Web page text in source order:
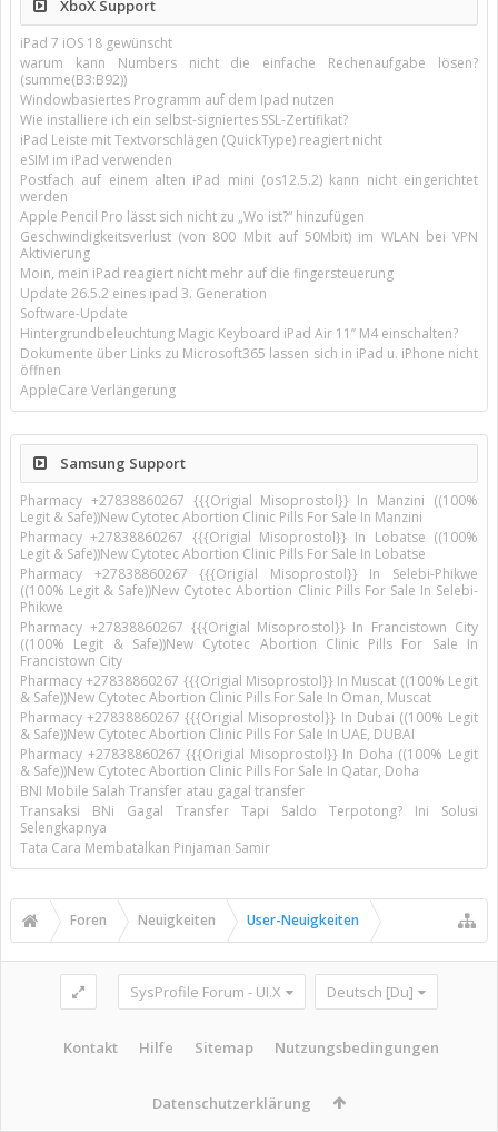
XboX Support
iPad 7 iOS 18 gewünscht
warum kann Numbers nicht die einfache Rechenaufgabe lösen?
(summe(B3:B92))
Windowbasiertes Programm auf dem Ipad nutzen
Wie installiere ich ein selbst-signiertes SSL-Zertifikat?
iPad Leiste mit Textvorschlägen (QuickType) reagiert nicht
eSIM im iPad verwenden
Postfach auf einem alten iPad mini (os12.5.2) kann nicht eingerichtet
werden
Apple Pencil Pro lässt sich nicht zu „Wo ist?“ hinzufügen
Geschwindigkeitsverlust (von 800 Mbit auf 50Mbit) im WLAN bei VPN
Aktivierung
Moin, mein iPad reagiert nicht mehr auf die fingersteuerung
Update 26.5.2 eines ipad 3. Generation
Software-Update
Hintergrundbeleuchtung Magic Keyboard iPad Air 11’’ M4 einschalten?
Dokumente über Links zu Microsoft365 lassen sich in iPad u. iPhone nicht
öffnen
AppleCare Verlängerung
Samsung Support
Pharmacy +27838860267 {{{Origial Misoprostol}} In Manzini ((100%
Legit & Safe))New Cytotec Abortion Clinic Pills For Sale In Manzini
Pharmacy +27838860267 {{{Origial Misoprostol}} In Lobatse ((100%
Legit & Safe))New Cytotec Abortion Clinic Pills For Sale In Lobatse
Pharmacy +27838860267 {{{Origial Misoprostol}} In Selebi-Phikwe
((100% Legit & Safe))New Cytotec Abortion Clinic Pills For Sale In Selebi-
Phikwe
Pharmacy +27838860267 {{{Origial Misoprostol}} In Francistown City
((100% Legit & Safe))New Cytotec Abortion Clinic Pills For Sale In
Francistown City
Pharmacy +27838860267 {{{Origial Misoprostol}} In Muscat ((100% Legit
& Safe))New Cytotec Abortion Clinic Pills For Sale In Oman, Muscat
Pharmacy +27838860267 {{{Origial Misoprostol}} In Dubai ((100% Legit
& Safe))New Cytotec Abortion Clinic Pills For Sale In UAE, DUBAI
Pharmacy +27838860267 {{{Origial Misoprostol}} In Doha ((100% Legit
& Safe))New Cytotec Abortion Clinic Pills For Sale In Qatar, Doha
BNI Mobile Salah Transfer atau gagal transfer
Transaksi BNi Gagal Transfer Tapi Saldo Terpotong? Ini Solusi
Selengkapnya
Tata Cara Membatalkan Pinjaman Samir
Foren Neuigkeiten User-Neuigkeiten
SysProfile Forum - UI.X Deutsch [Du]
Kontakt Hilfe Sitemap Nutzungsbedingungen
Datenschutzerklärung